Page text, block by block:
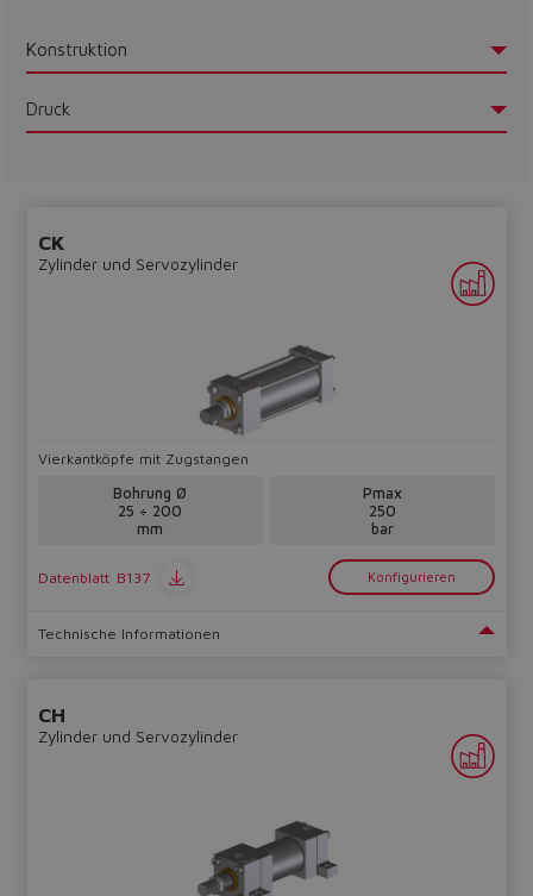
Do you want to leave the
configurator?
The running selection will be
Konstruktion
Druck
CK
Zylinder und Servozylinder
Vierkantköpfe mit Zugstangen
Bohrung Ø
25 ÷ 200
mm
Pmax
250
bar
Datenblatt B137 Konfigurieren
Technische Informationen
CH
Zylinder und Servozylinder